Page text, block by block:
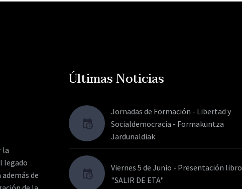
la
legado
de
Últimas Noticias
Jornadas de Formación - Libertad y
Socialdemocracia - Formakuntza
Jardunaldiak
Viernes 5 de Junio - Presentación libro
"SALIR DE ETA"